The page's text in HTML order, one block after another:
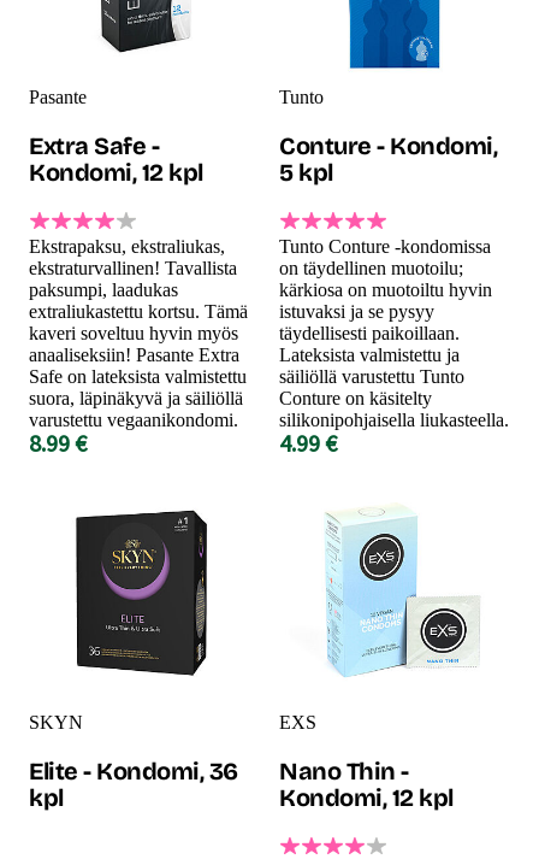
Pasante
Extra Safe -
Kondomi, 12 kpl
Ekstrapaksu, ekstraliukas,
ekstraturvallinen! Tavallista
paksumpi, laadukas
extraliukastettu kortsu. Tämä
kaveri soveltuu hyvin myös
anaaliseksiin! Pasante Extra
Safe on lateksista valmistettu
suora, läpinäkyvä ja säiliöllä
varustettu vegaanikondomi.
8.99 €
Tunto
Conture - Kondomi,
5 kpl
Tunto Conture -kondomissa
on täydellinen muotoilu;
kärkiosa on muotoiltu hyvin
istuvaksi ja se pysyy
täydellisesti paikoillaan.
Lateksista valmistettu ja
säiliöllä varustettu Tunto
Conture on käsitelty
silikonipohjaisella liukasteella.
4.99 €
SKYN
Elite - Kondomi, 36
kpl
EXS
Nano Thin -
Kondomi, 12 kpl